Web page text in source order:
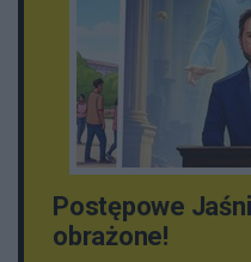
Postępowe
obrażone!